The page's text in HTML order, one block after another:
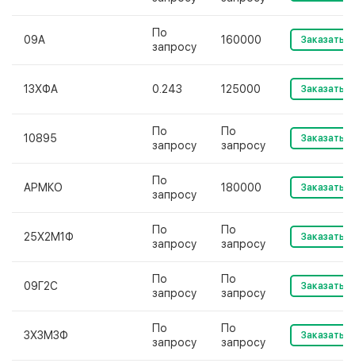
09А
По
запросу
160000 Заказать
13ХФА 0.243 125000 Заказать
10895
По
запросу
По
запросу
Заказать
АРМКО
По
запросу
180000 Заказать
25Х2М1Ф
По
запросу
По
запросу
Заказать
09Г2С
По
запросу
По
запросу
Заказать
3Х3М3Ф
По
запросу
По
запросу
Заказать